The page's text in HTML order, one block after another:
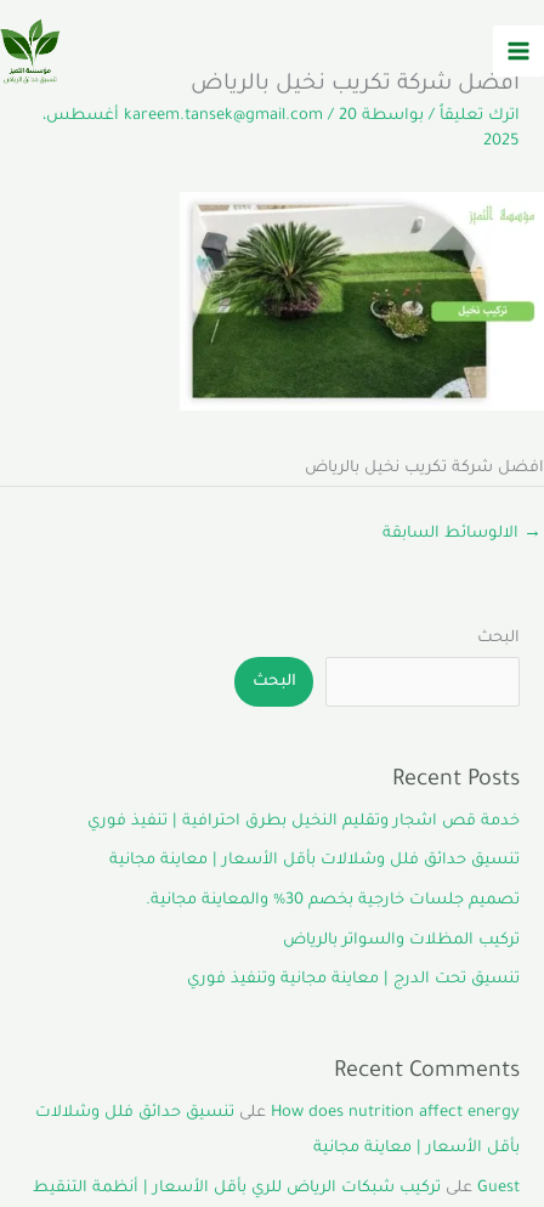
إلى
المحتوى
البحث
البحث
Recent Posts
خدمة قص اشجار وتقليم النخيل بطرق احترافية | تنفيذ فوري
تنسيق حدائق فلل وشلالات بأقل الأسعار | معاينة مجانية
تصميم جلسات خارجية بخصم 30% والمعاينة مجانية.
تركيب المظلات والسواتر بالرياض
تنسيق تحت الدرج | معاينة مجانية وتنفيذ فوري
Recent Comments
How does nutrition affect energy على تنسيق حدائق فلل وشلالات
بأقل الأسعار | معاينة مجانية
Guest على تركيب شبكات الرياض للري بأقل الأسعار | أنظمة التنقيط
افضل شركة تكريب نخيل بالرياض
اترك تعليقاً / بواسطة kareem.tansek@gmail.com/
20 أغسطس،
2025
افضل شركة تكريب نخيل بالرياض
→ الالوسائط السابقة